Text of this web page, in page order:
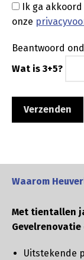
Ik ga
onze
Beantwoord
Wat is 3+5?
Waarom
Met tientallen
Uitstekende